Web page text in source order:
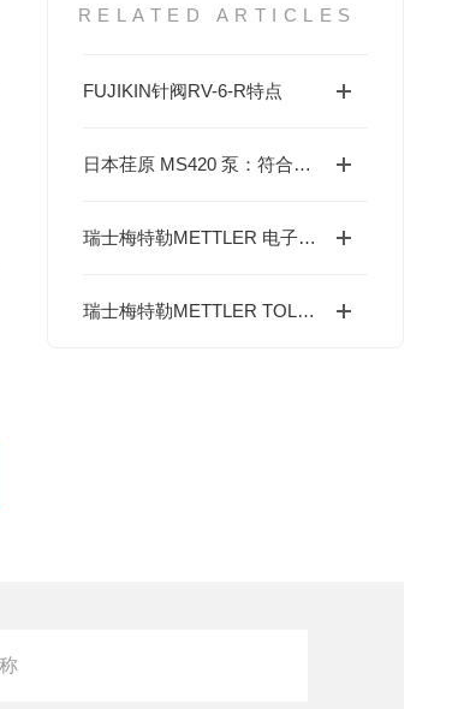
RELATED ARTICLES
FUJIKIN针阀RV-6-R特点
日本荏原 MS420 泵：符合哪些工业泵行业标准？
瑞士梅特勒METTLER 电子天平XPR105DR/AC的特点
瑞士梅特勒METTLER TOLEDO移液器校准装置 XPR26PC的特点